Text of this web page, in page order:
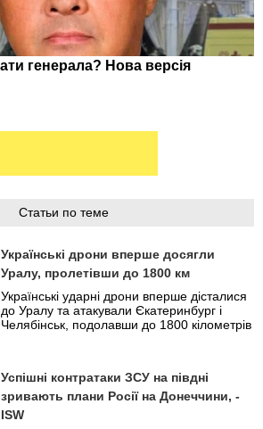
Статьи по теме
Українські дрони вперше досягли
Уралу, пролетівши до 1800 км
Українські ударні дрони вперше дісталися
до Уралу та атакували Єкатеринбург і
Челябінськ, подолавши до 1800 кілометрів
Успішні контратаки ЗСУ на півдні
зривають плани Росії на Донеччини, -
ISW